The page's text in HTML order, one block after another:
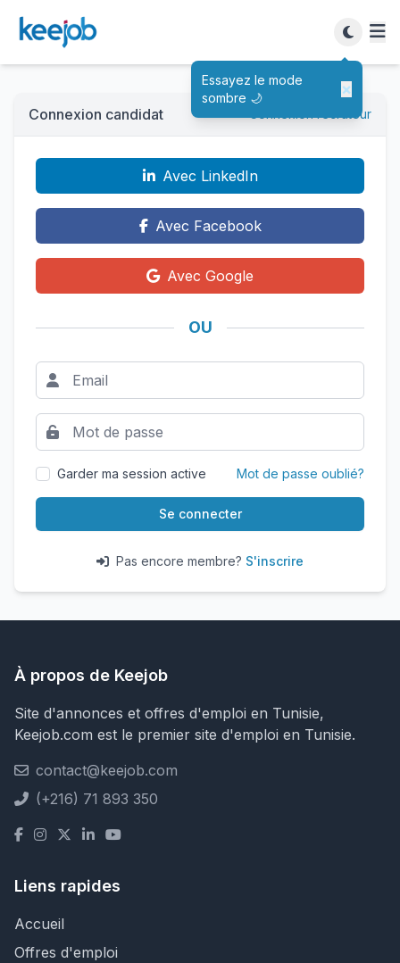
Essayez le mode
sombre 🌙
×
Connexion candidat Connexion recruteur
Avec LinkedIn
Avec Facebook
Avec Google
OU
Garder ma session active Mot de passe oublié?
Se connecter
Pas encore membre? S'inscrire
À propos de Keejob
Site d'annonces et offres d'emploi en Tunisie,
Keejob.com est le premier site d'emploi en Tunisie.
contact@keejob.com
(+216) 71 893 350
Liens rapides
Accueil
Offres d'emploi